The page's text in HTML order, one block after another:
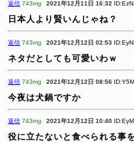
返信 743mg 2021年12月11日 16:32
日本人より賢いんじゃね？
返信 743mg 2021年12月12日 02:53
ネタだとしても可愛いわｗ
返信 743mg 2021年12月12日 08:56
今夜は犬鍋ですか
返信 743mg 2021年12月12日 10:40
役に立たないと食べられる事